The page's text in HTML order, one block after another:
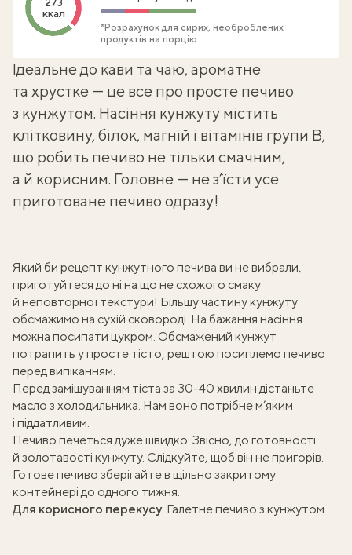
ккал
*Розрахунок для сирих, необроблених
продуктів на порцію
Ідеальне до кави та чаю, ароматне
та хрустке — це все про просте печиво
з кунжутом. Насіння кунжуту містить
клітковину, білок, магній і вітамінів групи В,
що робить печиво не тільки смачним,
а й корисним. Головне — не з’їсти усе
приготоване печиво одразу!
Який би рецепт кунжутного печива ви не вибрали,
приготуйтеся до ні на що не схожого смаку
й неповторної текстури! Більшу частину кунжуту
обсмажимо на сухій сковороді. На бажання насіння
можна посипати цукром. Обсмажений кунжут
потрапить у просте тісто, рештою посиплемо печиво
перед випіканням.
Перед замішуванням тіста за 30-40 хвилин дістаньте
масло з холодильника. Нам воно потрібне м’яким
і піддатливим.
Печиво печеться дуже швидко. Звісно, до готовності
й золотавості кунжуту. Слідкуйте, щоб він не пригорів.
Готове печиво зберігайте в щільно закритому
контейнері до одного тижня.
Для корисного перекусу: Галетне печиво з кунжутом